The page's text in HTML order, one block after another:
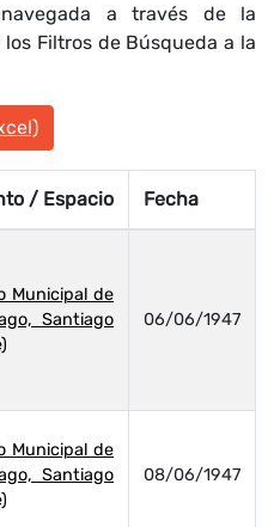
a través de la
Filtros de Búsqueda a la
/ Espacio Fecha
Municipal de
Santiago
06/06/1947
Municipal de
Santiago
08/06/1947